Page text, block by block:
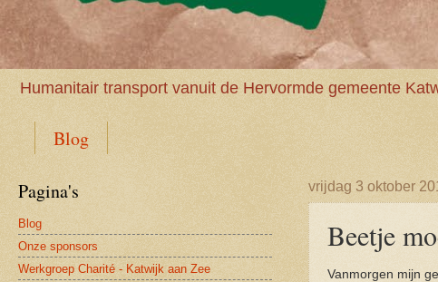
Humanitair transport vanuit de Hervormde gemeente
Blog
vrijdag 3 oktober
Beetje
Vanmorgen mijn
Pagina's
Blog
Onze sponsors
Werkgroep Charité - Katwijk aan Zee